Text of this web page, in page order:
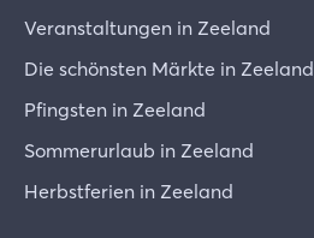
Veranstaltungen in Zeeland
Die schönsten Märkte in Zeeland
Pfingsten in Zeeland
Sommerurlaub in Zeeland
Herbstferien in Zeeland